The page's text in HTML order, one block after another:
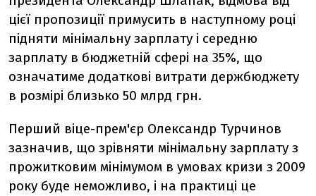
цієї пропозиції примусить в наступному році
підняти мінімальну зарплату і середню
зарплату в бюджетній сфері на 35%, що
означатиме додаткові витрати держбюджету
в розмірі близько 50 млрд грн.
Перший віце-прем'єр Олександр Турчинов
зазначив, що зрівняти мінімальну зарплату з
прожитковим мінімумом в умовах кризи з 2009
року буде неможливо, і на практиці це